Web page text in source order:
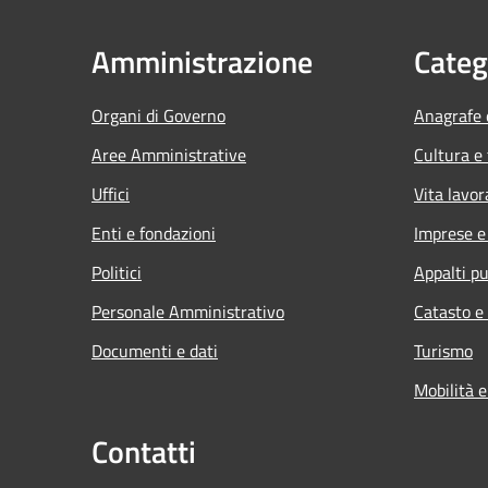
Amministrazione
Organi di Governo
Aree Amministrative
Uffici
Enti e fondazioni
Politici
Personale Amministrativo
Documenti e dati
Cultura
Vita
Imprese
Appalti
Catasto
Turismo
Mobilità
Contatti